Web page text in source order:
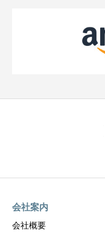
会社案内
会社概要